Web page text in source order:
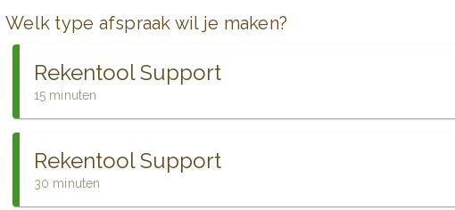
Welk type afspraak wil je maken?
Rekentool Support
15 minuten
Rekentool Support
30 minuten